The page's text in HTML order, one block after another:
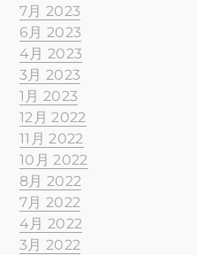
7月 2023
6月 2023
4月 2023
3月 2023
1月 2023
12月 2022
11月 2022
10月 2022
8月 2022
7月 2022
4月 2022
3月 2022